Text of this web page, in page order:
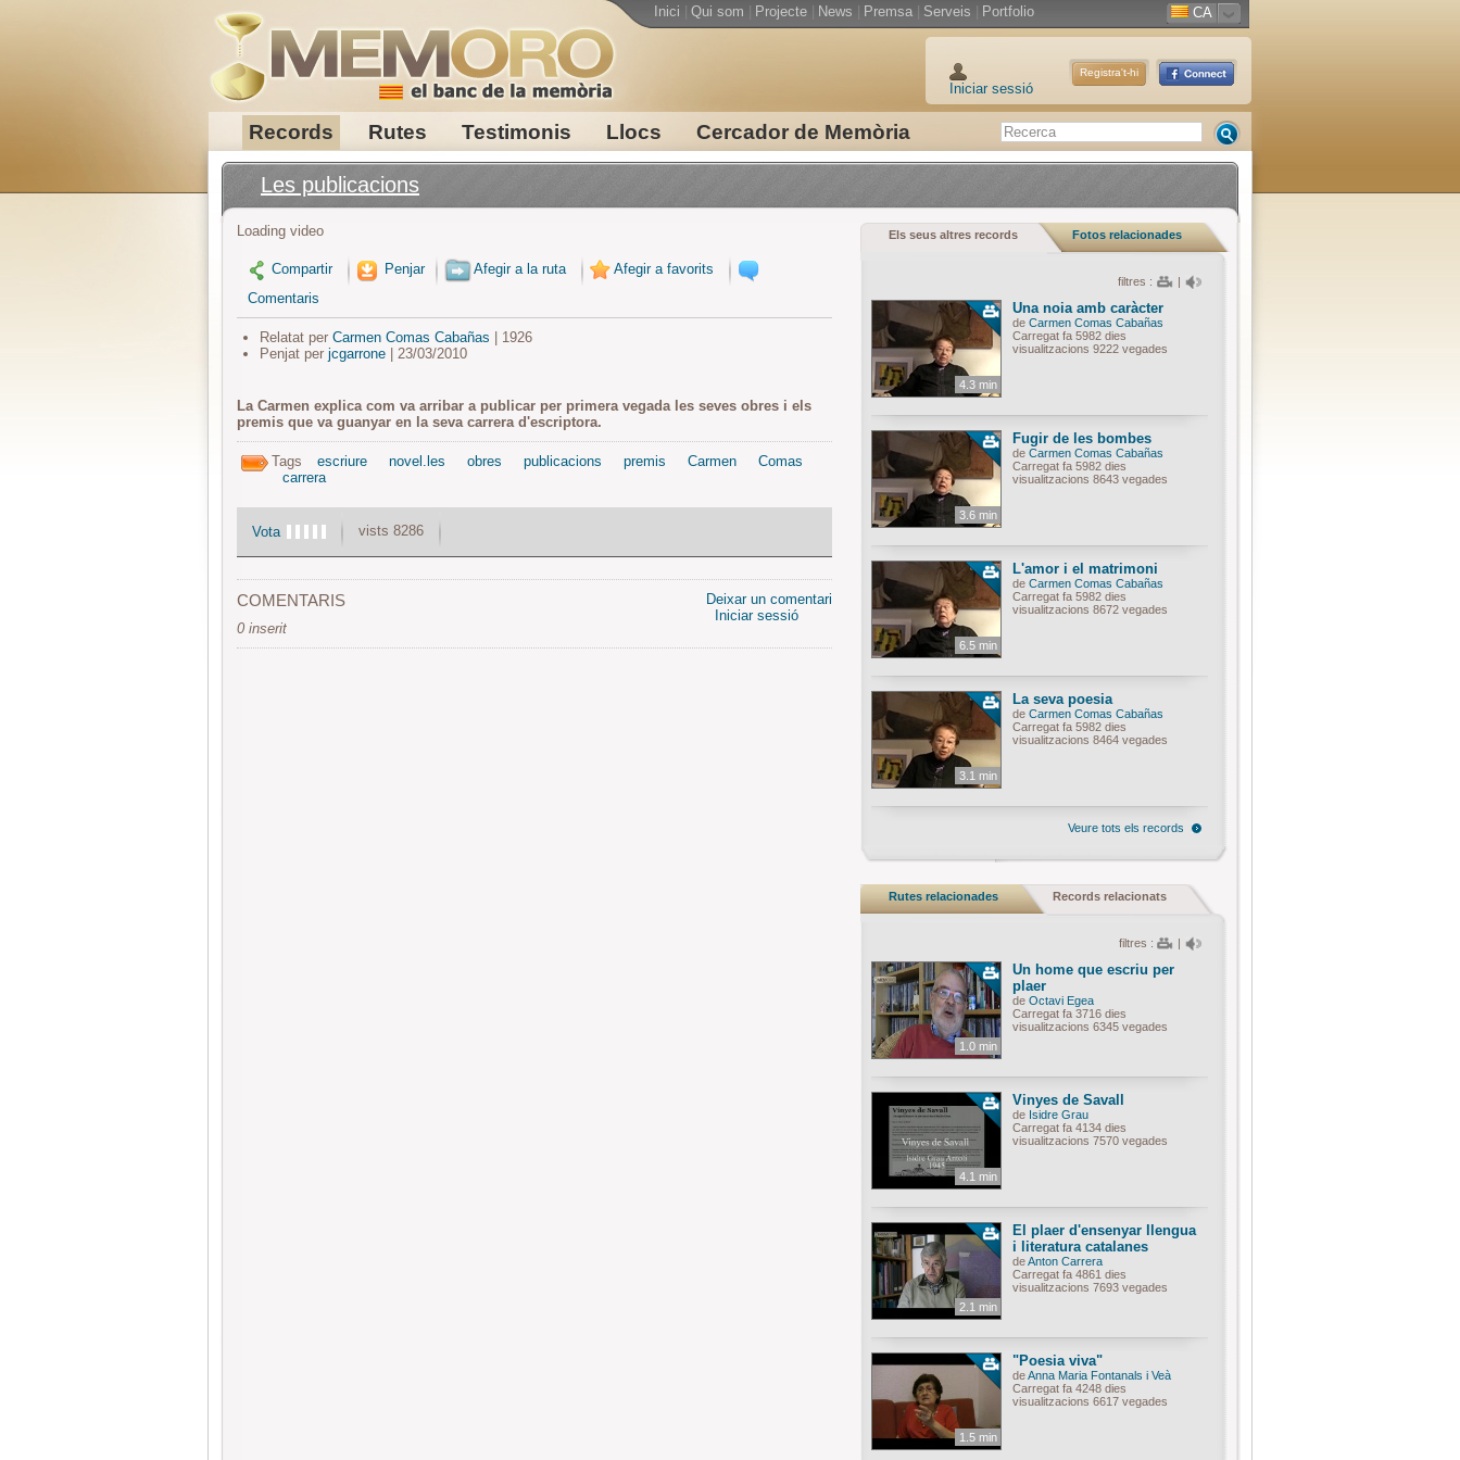
Records Rutes Testimonis Llocs Cercador de Memòria
Inici Qui som Projecte News Premsa Serveis Portfolio CA
Iniciar sessió
Registra't-hi
Les publicacions
Loading video
Compartir Penjar Afegir a la ruta
Afegir a favorits
Comentaris
Relatat per Carmen Comas Cabañas | 1926
Penjat per jcgarrone| 23/03/2010
La Carmen explica com va arribar a publicar per primera vegada les seves obres i els
premis que va guanyar en la seva carrera d'escriptora.
Tags escriure novel.les obres publicacions premis Carmen
Comas
carrera
Vota vists 8286
COMENTARIS
0 inserit
Deixar un comentari
Iniciar sessió
Els seus altres records Fotos relacionades
filtres : |
4.3 min
Una noia amb caràcter
de Carmen Comas Cabañas
Carregat fa 5982 dies
visualitzacions 9222 vegades
3.6 min
Fugir de les bombes
de Carmen Comas Cabañas
Carregat fa 5982 dies
visualitzacions 8643 vegades
6.5 min
L'amor i el matrimoni
de Carmen Comas Cabañas
Carregat fa 5982 dies
visualitzacions 8672 vegades
3.1 min
La seva poesia
de Carmen Comas Cabañas
Carregat fa 5982 dies
visualitzacions 8464 vegades
Veure tots els records
Rutes relacionades Records relacionats
filtres : |
1.0 min
Un home que escriu per
plaer
de Octavi Egea
Carregat fa 3716 dies
visualitzacions 6345 vegades
4.1 min
Vinyes de Savall
de Isidre Grau
Carregat fa 4134 dies
visualitzacions 7570 vegades
2.1 min
El plaer d'ensenyar llengua
i literatura catalanes
deAnton Carrera
Carregat fa 4861 dies
visualitzacions 7693 vegades
1.5 min
"Poesia viva"
deAnna Maria Fontanals i Veà
Carregat fa 4248 dies
visualitzacions 6617 vegades